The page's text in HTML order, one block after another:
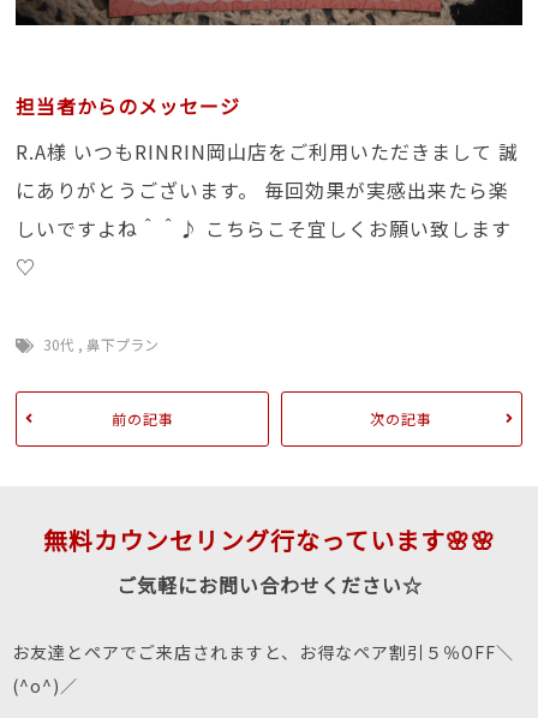
担当者からのメッセージ
R.A様 いつもRINRIN岡山店をご利用いただきまして 誠
にありがとうございます。 毎回効果が実感出来たら楽
しいですよね＾＾♪ こちらこそ宜しくお願い致します
♡
30代 ,鼻下プラン
前の記事 次の記事
無料カウンセリング行なっています🌸🌸
ご気軽にお問い合わせください☆
お友達とペアでご来店されますと、お得なペア割引５％OFF＼
(^o^)／